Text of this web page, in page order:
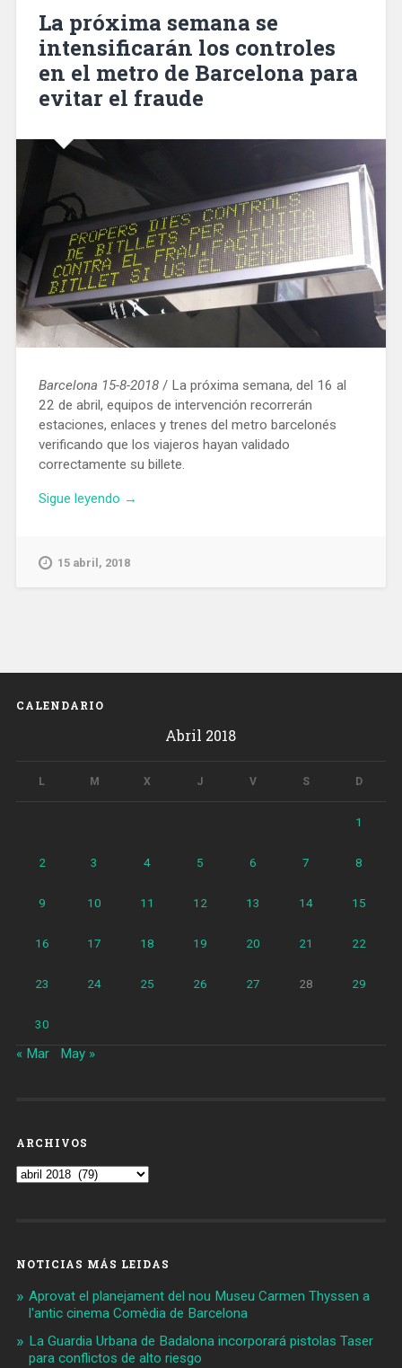
a
la
calle
de
Pepe
La próxima semana se
intensificarán los controles
en el metro de Barcelona para
evitar el fraude
Barcelona 15-8-2018/ La próxima semana, del 16 al
22 de abril, equipos de intervención recorrerán
estaciones, enlaces y trenes del metro barcelonés
verificando que los viajeros hayan validado
correctamente su billete.
Sigue leyendo «La
se
metro
→
15 abril, 2018
CALENDARIO
Abril 2018
L M X J V S D
1
2 3 4 5 6 7 8
9 10 11 12 13 14 15
16 17 18 19 20 21 22
23 24 25 26 27 28 29
30
« Mar May »
ARCHIVOS
Archivos
NOTICIAS MÁS LEIDAS
Aprovat el planejament del nou Museu Carmen Thyssen a
l'antic cinema Comèdia de Barcelona
La Guardia Urbana de Badalona incorporará pistolas Taser
para conflictos de alto riesgo